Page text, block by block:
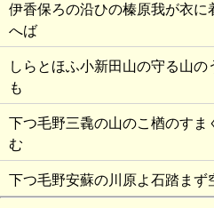
伊香保ろの沿ひの榛原我が衣に
へば
しらとほふ小新田山の守る山
も
下つ毛野三毳の山のこ楢のすま
む
下つ毛野安蘇の川原よ石踏まず